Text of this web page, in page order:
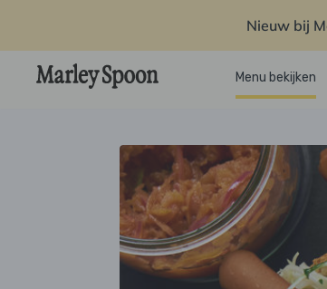
Nieuw bij
Menu bekijken